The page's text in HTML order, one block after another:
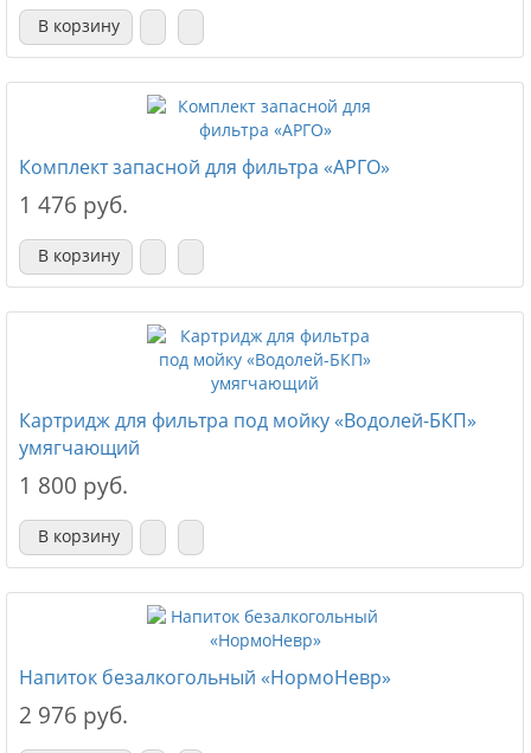
В корзину
Комплект запасной для фильтра «АРГО»
1 476 руб.
В корзину
Картридж для фильтра под мойку «Водолей-БКП»
умягчающий
1 800 руб.
В корзину
Напиток безалкогольный «НормоНевр»
2 976 руб.